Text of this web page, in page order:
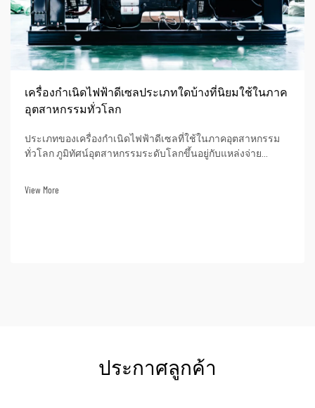
เครื่องกำเนิดไฟฟ้าดีเซลประเภทใดบ้างที่นิยมใช้ในภาค
อุตสาหกรรมทั่วโลก
ประเภทของเครื่องกำเนิดไฟฟ้าดีเซลที่ใช้ในภาคอุตสาหกรรม
ทั่วโลก ภูมิทัศน์อุตสาหกรรมระดับโลกขึ้นอยู่กับแหล่งจ่าย
View More
ประกาศลูกค้า